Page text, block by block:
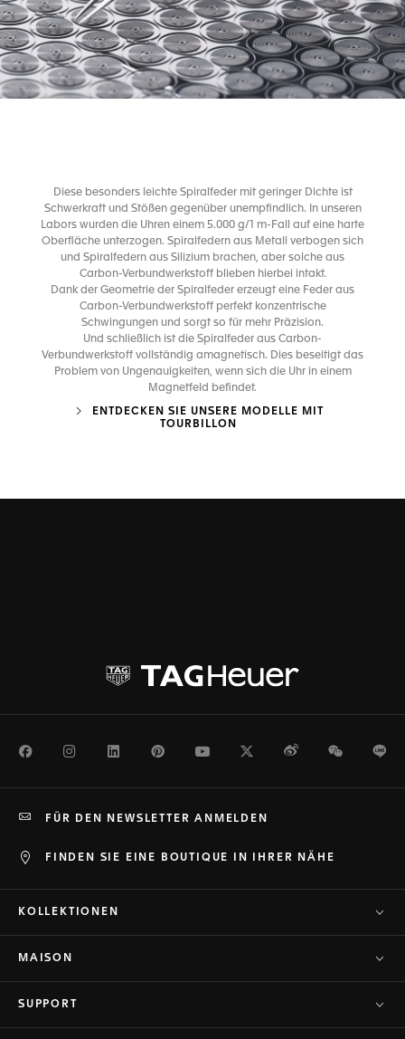
Diese besonders leichte Spiralfeder mit geringer Dichte ist
Schwerkraft und Stößen gegenüber unempfindlich. In unseren
Labors wurden die Uhren einem 5.000 g/1 m-Fall auf eine harte
Oberfläche unterzogen. Spiralfedern aus Metall verbogen sich
und Spiralfedern aus Silizium brachen, aber solche aus
Carbon-Verbundwerkstoff blieben hierbei intakt.
Dank der Geometrie der Spiralfeder erzeugt eine Feder aus
Carbon-Verbundwerkstoff perfekt konzentrische
Schwingungen und sorgt so für mehr Präzision.
Und schließlich ist die Spiralfeder aus Carbon-
Verbundwerkstoff vollständig amagnetisch. Dies beseitigt das
Problem von Ungenauigkeiten, wenn sich die Uhr in einem
Magnetfeld befindet.
ENTDECKEN SIE UNSERE MODELLE MIT
TOURBILLON
FacebookInstagramLinkedInPinterestYoutubeTwitterWeiboWeChat
FINDEN SIE EINE BOUTIQUE IN IHRER NÄHE
FÜR DEN NEWSLETTER ANMELDEN
KOLLEKTIONEN
MAISON
SUPPORT